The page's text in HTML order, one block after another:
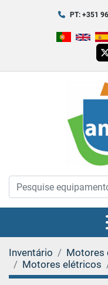
PT: +351
Inventário
Motores
Motores elétricos